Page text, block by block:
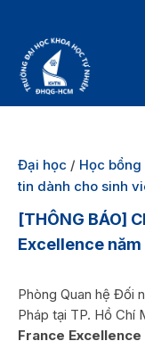
Đại học / Học
tin dành cho sinh
[THÔNG BÁO]
Excellence
Phòng Quan hệ Đối
Pháp tại TP. Hồ Chí
France